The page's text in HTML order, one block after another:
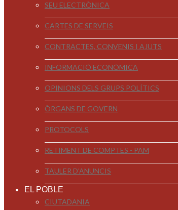
SEU ELECTRÒNICA
CARTES DE SERVEIS
CONTRACTES, CONVENIS I AJUTS
INFORMACIÓ ECONÒMICA
OPINIONS DELS GRUPS POLÍTICS
ÒRGANS DE GOVERN
PROTOCOLS
RETIMENT DE COMPTES - PAM
TAULER D'ANUNCIS
EL POBLE
CIUTADANIA